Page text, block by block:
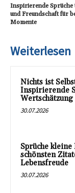
Inspirierende Sprüche
und Freundschaft für
Momente
Weiterlesen
Nichts ist
Inspirierende
Wertschätzung
30.07.2026
Sprüche
schönsten
Lebensfreude
30.07.2026